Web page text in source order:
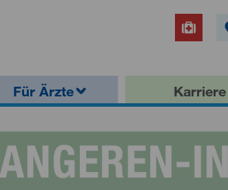
Karriere
Für Ärzte